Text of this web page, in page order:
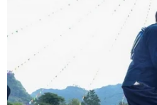
TIN CÙNG CHUYÊN
7 học sinh đội tuyển Việt
huy chương tại Olympic
07/08/2026 15:27